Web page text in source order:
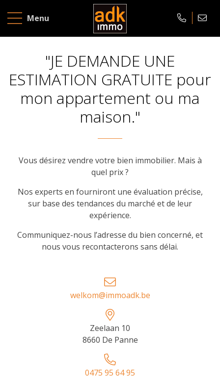
Menu
À
vendre
louer
ÉVALUATION
GRATUITE
À
Contact
"JE DEMANDE UNE
ESTIMATION GRATUITE pour
mon appartement ou ma
maison."
Vous désirez vendre votre bien immobilier. Mais à
quel prix ?
Nos experts en fourniront une évaluation précise,
sur base des tendances du marché et de leur
expérience.
Communiquez-nous l’adresse du bien concerné, et
nous vous recontacterons sans délai.
welkom@immoadk.be
Zeelaan 10
8660 De Panne
0475 95 64 95